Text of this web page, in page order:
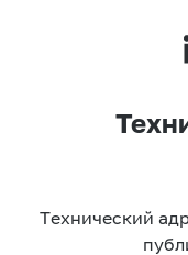
Технический